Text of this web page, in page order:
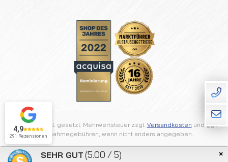
Alle Preise inkl. gesetzl. Mehrwertsteuer zzgl. Versandkosten und ggf.
Nachnahmegebühren, wenn nicht anders angegeben.
2026 © Getriebezentrum Rhein Main
4,9
291 Rezensionen
×
SEHR GUT (5.00 / 5)